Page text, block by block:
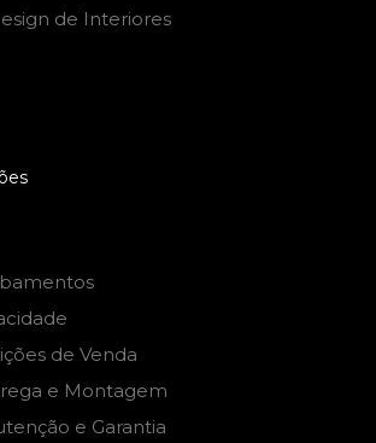
de Interiores
de Venda
e Montagem
e Garantia